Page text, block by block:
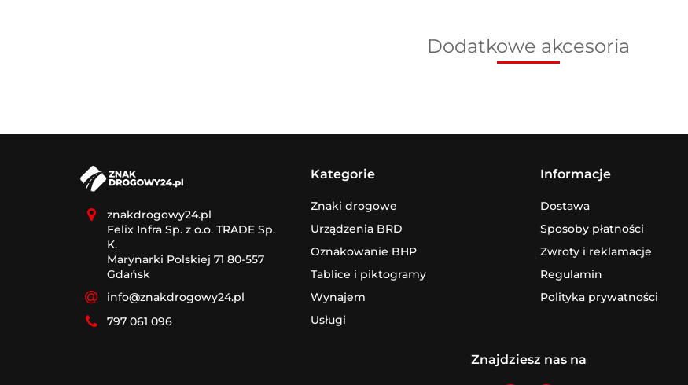
Dodatkowe akcesoria
znakdrogowy24.pl
Felix Infra Sp. z o.o. TRADE Sp.
K.
Marynarki Polskiej 71 80-557
Gdańsk
info@znakdrogowy24.pl
797 061 096
Kategorie
Znaki drogowe
Urządzenia BRD
Oznakowanie BHP
Tablice i piktogramy
Wynajem
Usługi
Informacje
Dostawa
Sposoby płatności
Zwroty i reklamacje
Regulamin
Polityka prywatności
Znajdziesz nas na